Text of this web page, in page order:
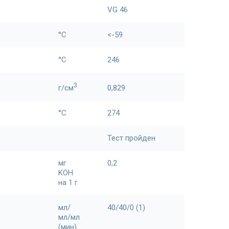
VG 46
°С <-59
°C 246
г/см3 0,829
°C 274
Тест пройден
мг
KOH
на 1 г
0,2
мл/
мл/мл
(мин)
40/40/0 (1)